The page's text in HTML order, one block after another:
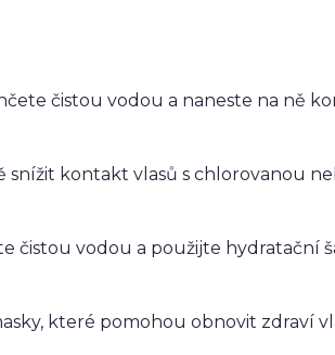
čistou vodou a naneste na ně
snížit kontakt vlasů s chlorovanou
čistou vodou a použijte hydratační
které pomohou obnovit zdraví